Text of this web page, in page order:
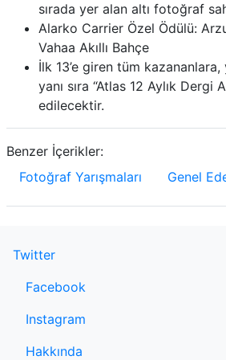
sırada yer alan altı fotoğraf
Alarko Carrier Özel Ödülü:
Vahaa Akıllı Bahçe
İlk 13’e giren tüm
yanı sıra “Atlas 12 Aylık Dergi
edilecektir.
Benzer İçerikler:
Fotoğraf Yarışmaları
Genel
Twitter
Facebook
Instagram
Hakkında